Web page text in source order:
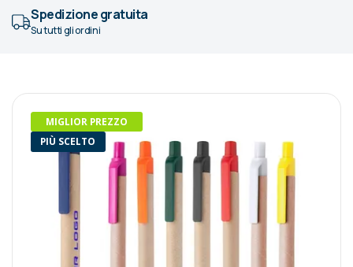
Spedizione gratuita
Su tutti gli ordini
MIGLIOR PREZZO
PIÙ SCELTO